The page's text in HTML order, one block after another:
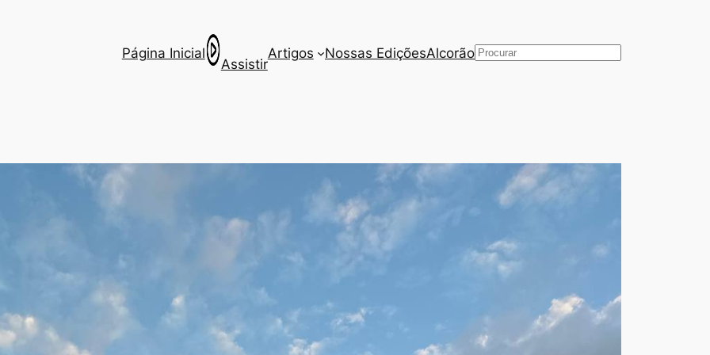
Página Inicial
Assistir
Artigos Nossas EdiçõesAlcorãoPesquisar